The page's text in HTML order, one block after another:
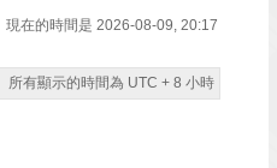
現在的時間是 2026-08-09, 20:17
所有顯示的時間為 UTC + 8 小時